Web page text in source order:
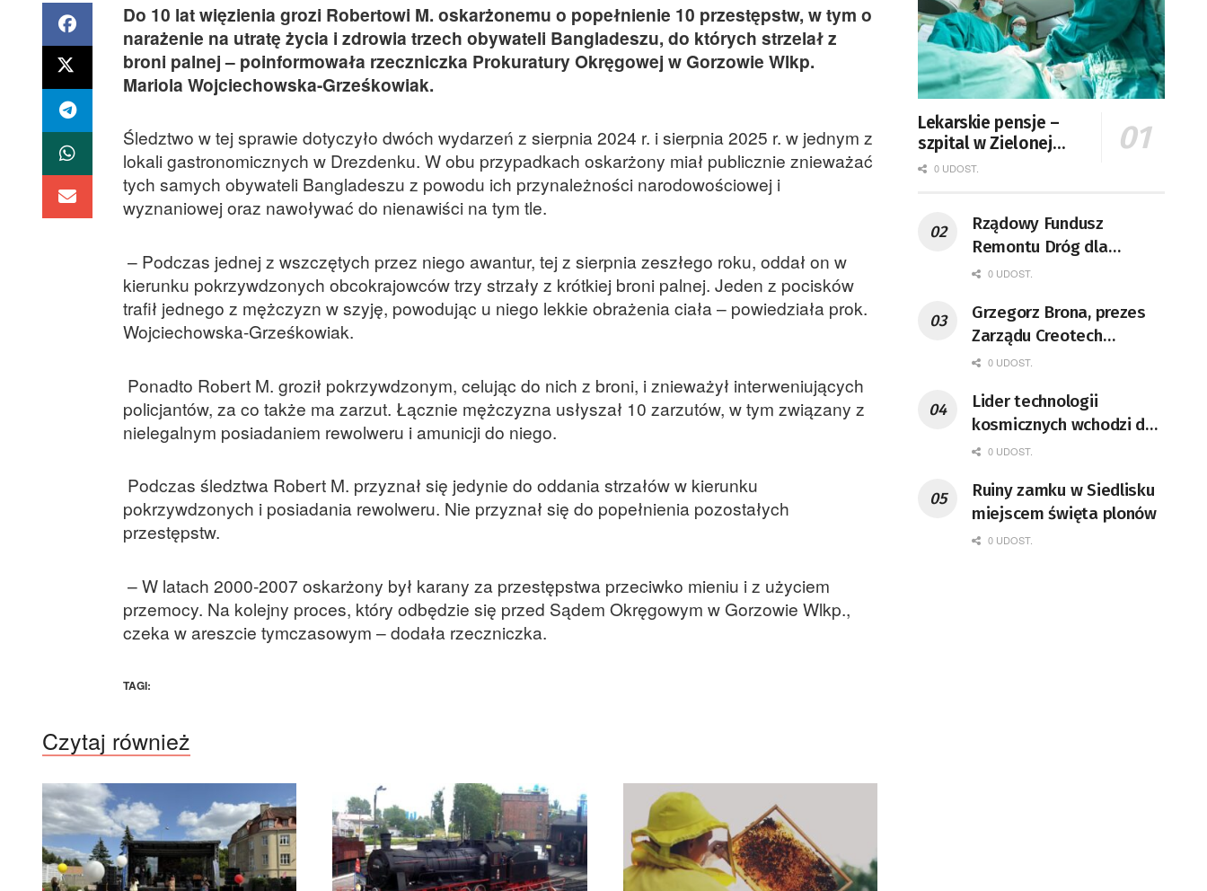
Do 10 lat więzienia grozi Robertowi M. oskarżonemu o popełnienie 10 przestępstw, w tym o
narażenie na utratę życia i zdrowia trzech obywateli Bangladeszu, do których strzelał z
broni palnej – poinformowała rzeczniczka Prokuratury Okręgowej w Gorzowie Wlkp.
Mariola Wojciechowska-Grześkowiak.
Śledztwo w tej sprawie dotyczyło dwóch wydarzeń z sierpnia 2024 r. i sierpnia 2025 r. w jednym z
lokali gastronomicznych w Drezdenku. W obu przypadkach oskarżony miał publicznie znieważać
tych samych obywateli Bangladeszu z powodu ich przynależności narodowościowej i
wyznaniowej oraz nawoływać do nienawiści na tym tle.
– Podczas jednej z wszczętych przez niego awantur, tej z sierpnia zeszłego roku, oddał on w
kierunku pokrzywdzonych obcokrajowców trzy strzały z krótkiej broni palnej. Jeden z pocisków
trafił jednego z mężczyzn w szyję, powodując u niego lekkie obrażenia ciała – powiedziała prok.
Wojciechowska-Grześkowiak.
Ponadto Robert M. groził pokrzywdzonym, celując do nich z broni, i znieważył interweniujących
policjantów, za co także ma zarzut. Łącznie mężczyzna usłyszał 10 zarzutów, w tym związany z
nielegalnym posiadaniem rewolweru i amunicji do niego.
Podczas śledztwa Robert M. przyznał się jedynie do oddania strzałów w kierunku
pokrzywdzonych i posiadania rewolweru. Nie przyznał się do popełnienia pozostałych
przestępstw.
– W latach 2000-2007 oskarżony był karany za przestępstwa przeciwko mieniu i z użyciem
przemocy. Na kolejny proces, który odbędzie się przed Sądem Okręgowym w Gorzowie Wlkp.,
czeka w areszcie tymczasowym – dodała rzeczniczka.
TAGI:
Czytaj również
Lekarskie pensje –
szpital w Zielonej
Górze podaje dane
0 UDOST.
Rządowy Fundusz
Remontu Dróg dla
województwa lubuskiego
0 UDOST.
Grzegorz Brona, prezes
Zarządu Creotech
Instruments S.A. Fizyk,
pracownik CERN w
Genewie, przedsiębiorca i
nauczyciel akademicki,
fizycznych, koordynator
Rady Sektorowej ds.
Kompetencji Przemysłu
0 UDOST.
Lider technologii
kosmicznych wchodzi do
Lubuskiego
0 UDOST.
Ruiny zamku w Siedlisku
miejscem święta plonów
0 UDOST.